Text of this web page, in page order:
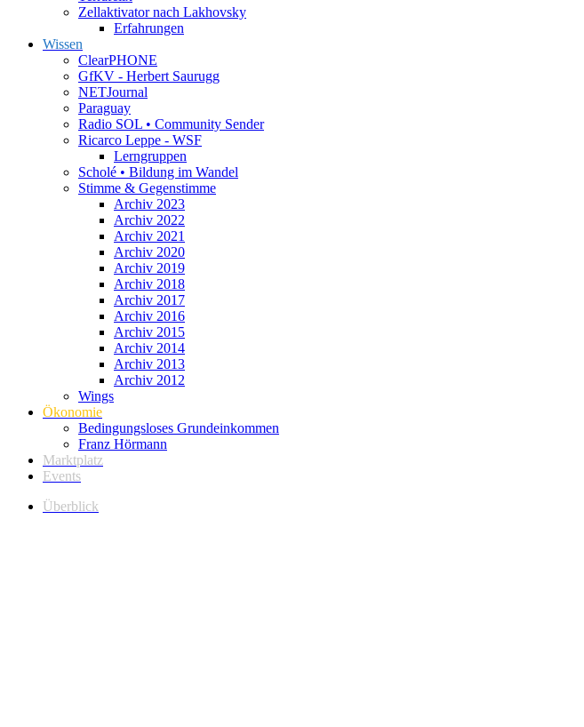
Zellaktivator nach Lakhovsky
Erfahrungen
Wissen
ClearPHONE
GfKV - Herbert Saurugg
NETJournal
Paraguay
Radio SOL • Community Sender
Ricarco Leppe - WSF
Lerngruppen
Scholé • Bildung im Wandel
Stimme & Gegenstimme
Archiv 2023
Archiv 2022
Archiv 2021
Archiv 2020
Archiv 2019
Archiv 2018
Archiv 2017
Archiv 2016
Archiv 2015
Archiv 2014
Archiv 2013
Archiv 2012
Wings
Ökonomie
Bedingungsloses Grundeinkommen
Franz Hörmann
Marktplatz
Events
Überblick